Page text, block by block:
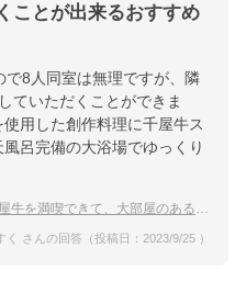
ことが出来るおすすめ
8人同室は無理ですが、隣
ていただくことができま
用した創作料理に千屋牛ス
呂完備の大浴場でゆっくり
喫できて、大部屋のある宿を教えてください。
く さんの回答（投稿日：2023/9/25 ）